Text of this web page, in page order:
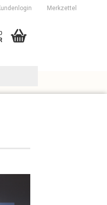
Merkzettel